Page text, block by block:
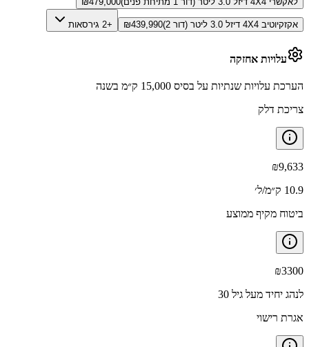
אקזקיוטיב 4X4 דיזל 3.0 ליטר (דור 2) ₪439,990 +2 גירסאות
עלויות אחזקה
הערכת עלויות שנתיות על בסיס 15,000 ק״מ בשנה
צריכת דלק
₪9,633
10.9 ק״מ/ל׳
ביטוח מקיף ממוצע
₪3300
לנהג יחיד מעל גיל 30
אגרת רישוי